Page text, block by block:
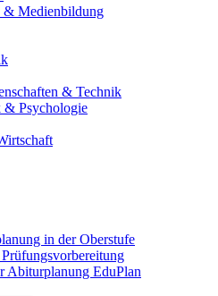
Medienbildung
& Technik
& Psychologie
in der Oberstufe
Abiturplanung EduPlan